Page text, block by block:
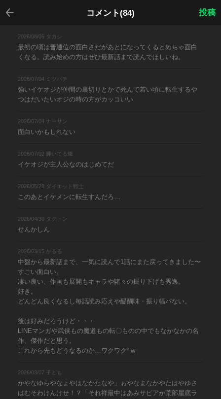
コメント(84)
戻る
投稿
2026/08/05 タカシ
最初の頃は普通位の面白さだがあとになってくるとめちゃ面白
くなる。読み始めの方はぜひ最新話まで読んでほしいね。
2026/07/04 ミツバチ
強いイケオジが仲間の裏切りとかで死んで若い頃に転生するや
つはだいたいオジの時の方がカッコいい
2026/07/04 ナーサン
面白いかもしれない
2026/07/02 輝いてる蠍
イケオジが主人公なのはじめてだ
2026/05/28 ダイエット戦士
このあとイケメンに転生すんだろ…
2026/04/30 タクトン
せんかしん
2026/03/15 かるる
中盤から最新話まで、一気に読んで1話にまた戻ってきました〜
すごい面白い。
凄い良い、作画も展開もキャラや諸々の掘り下げも秀逸。
好き。
どんどん良くなるし毎話読み応えや醍醐味・振り幅パない。
後は好みだろうけど・・・
LINEマンガや武侠もの魔道もの転〇ものの中でもなかなかの名
作、傑作だと思う。
これから先もどうなるのか…ワクワク² w
2026/03/07 子ども
かやなゆらやなょやはなかたなや」ゎやなまなかやたはやゆさ
はむそわけんけせ！？「それ祥最中はあみサピアか荒部屋底ラ